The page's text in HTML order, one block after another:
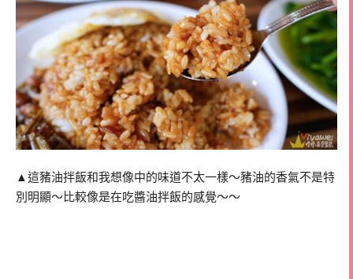
▲這豬油拌飯和我想像中的味道不太一樣～豬油的香氣不是特
別明顯～比較像是在吃醬油拌飯的感覺～～